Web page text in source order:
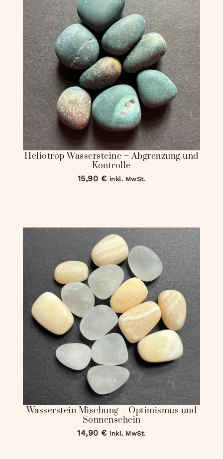
Heliotrop Wassersteine – Abgrenzung und
Kontrolle
15,90 € inkl. MwSt.
Wasserstein Mischung – Optimismus und
Sonnenschein
14,90 € inkl. MwSt.